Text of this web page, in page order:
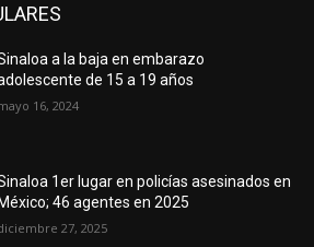
a la baja en embarazo
de 15 a 19 años
16, 2024
1er lugar en policías asesinados en
México; 46 agentes en 2025
27, 2025